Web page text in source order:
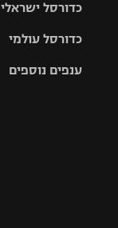
גביע הטוטו
האלופות
ליגה
כדורסל ישראלי
סל
כדורסל עולמי
ענפים נוספים